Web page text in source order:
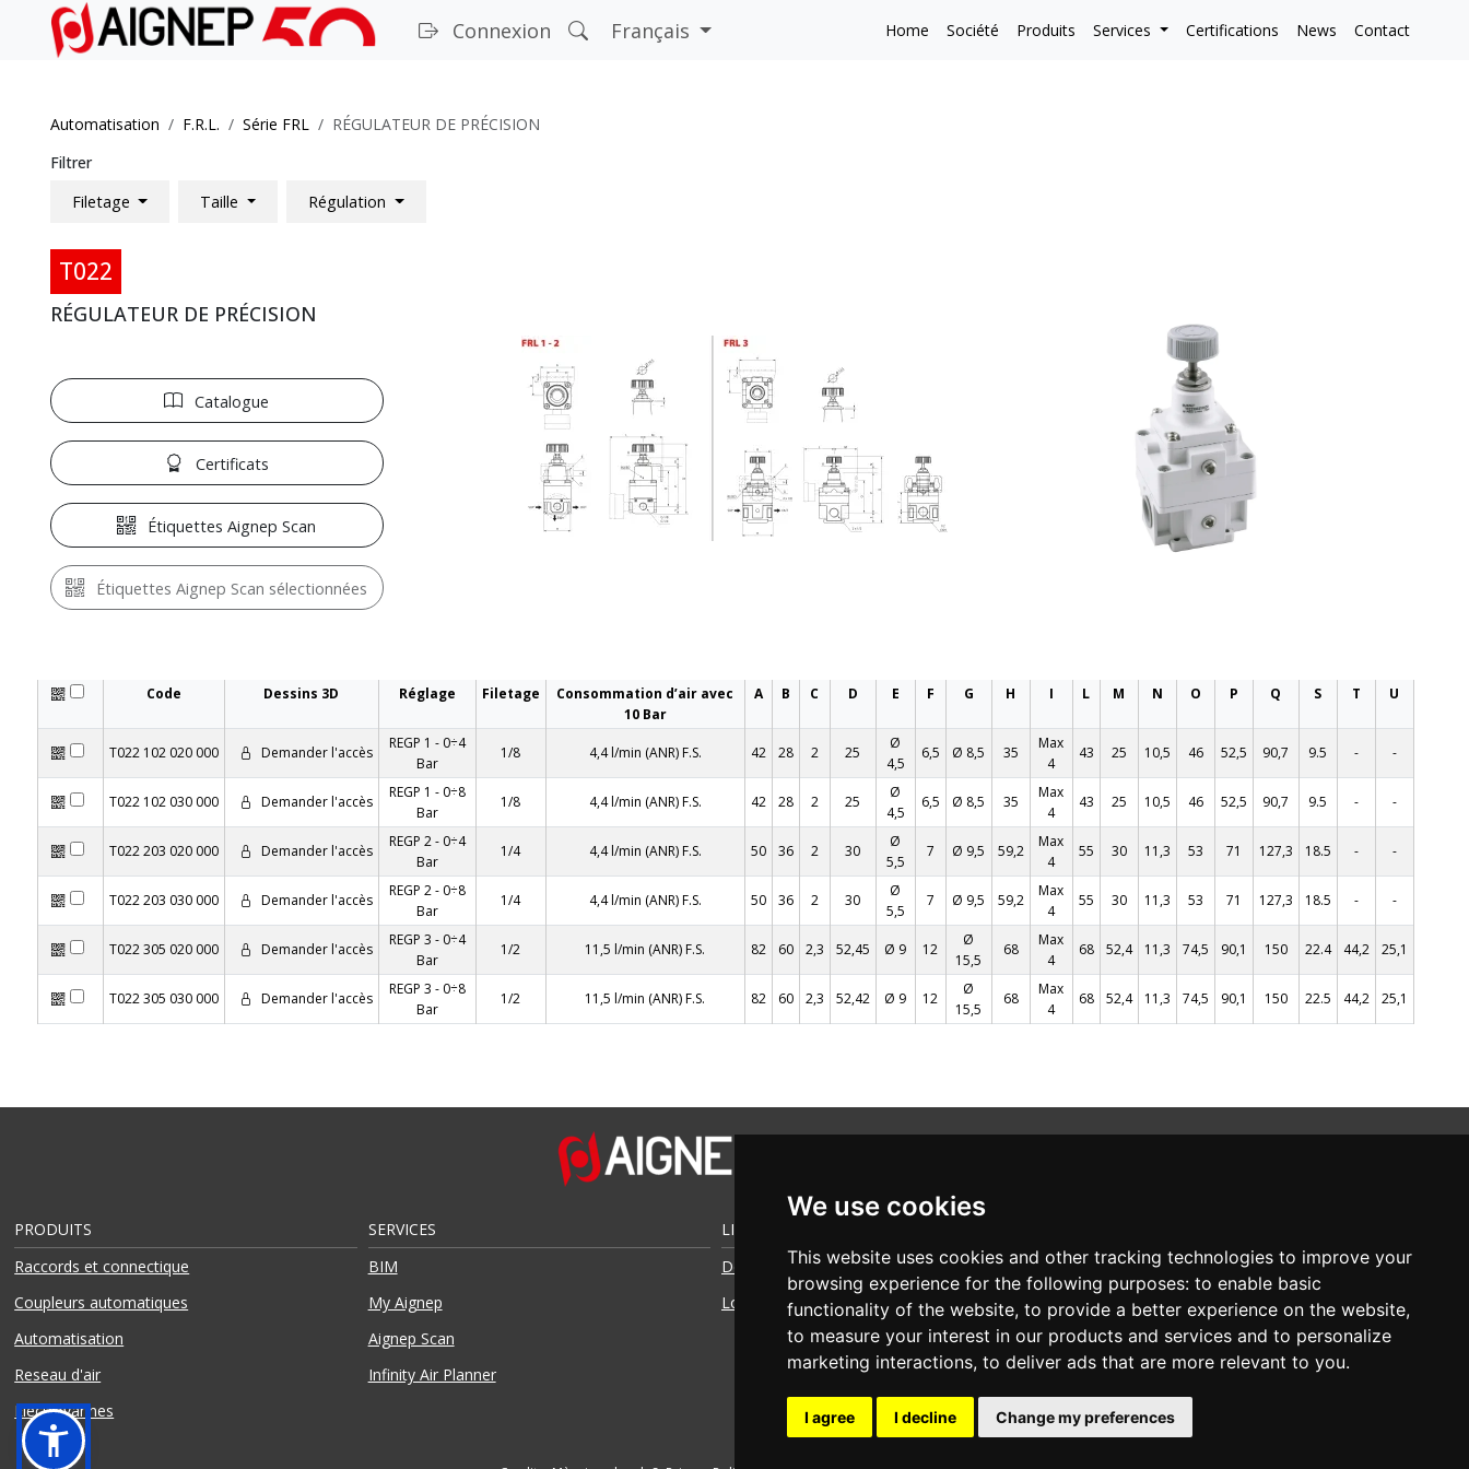
We use cookies
This website uses cookies and other tracking technologies to improve your
browsing experience for the following purposes: to enable basic
functionality of the website, to provide a better experience on the website,
to measure your interest in our products and services and to personalize
marketing interactions, to deliver ads that are more relevant to you.
I agree I decline Change my preferences
Connexion Français Home Société Produits Services Certifications News Contact
Automatisation F.R.L. Série FRL
RÉGULATEUR DE PRÉCISION
Filtrer
Filetage
Taille Régulation
T022
RÉGULATEUR DE PRÉCISION
Catalogue
Certificats
Étiquettes Aignep Scan
Étiquettes Aignep Scan sélectionnées
Code Dessins 3D Réglage Filetage
Consommation d’air avec
10 Bar
A B C D E F G H I L M N O P Q S T U
T022 102 020 000 Demander l'accès
REGP 1 - 0÷4
Bar
1/8 4,4 l/min (ANR) F.S. 42 28 2 25
Ø
4,5
6,5 Ø 8,5 35
Max
4
43 25 10,5 46 52,5 90,7 9.5 - -
T022 102 030 000 Demander l'accès
REGP 1 - 0÷8
Bar
1/8 4,4 l/min (ANR) F.S. 42 28 2 25
Ø
4,5
6,5 Ø 8,5 35
Max
4
43 25 10,5 46 52,5 90,7 9.5 - -
T022 203 020 000 Demander l'accès
REGP 2 - 0÷4
Bar
1/4 4,4 l/min (ANR) F.S. 50 36 2 30
Ø
5,5
7 Ø 9,5 59,2
Max
4
55 30 11,3 53 71 127,3 18.5 - -
T022 203 030 000 Demander l'accès
REGP 2 - 0÷8
Bar
1/4 4,4 l/min (ANR) F.S. 50 36 2 30
Ø
5,5
7 Ø 9,5 59,2
Max
4
55 30 11,3 53 71 127,3 18.5 - -
T022 305 020 000 Demander l'accès
REGP 3 - 0÷4
Bar
1/2 11,5 l/min (ANR) F.S. 82 60 2,3 52,45 Ø 9 12
Ø
15,5
68
Max
4
68 52,4 11,3 74,5 90,1 150 22.4 44,2 25,1
T022 305 030 000 Demander l'accès
REGP 3 - 0÷8
Bar
1/2 11,5 l/min (ANR) F.S. 82 60 2,3 52,42 Ø 9 12
Ø
15,5
68
Max
4
68 52,4 11,3 74,5 90,1 150 22.5 44,2 25,1
PRODUITS
Raccords et connectique
Coupleurs automatiques
Automatisation
Reseau d'air
Electrovannes
SERVICES
BIM
My Aignep
Aignep Scan
Infinity Air Planner
LIENS UTILES
Demande d'accès
Login
S'ABONNER À LA NEWSLETTER